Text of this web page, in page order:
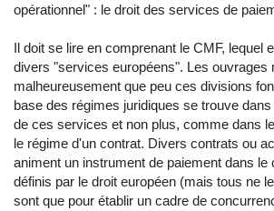
opérationnel" : le droit des services de
Il doit se lire en comprenant le CMF, lequel
divers "services européens". Les ouvrages
malheureusement que peu ces divisions
base des régimes juridiques se trouve
de ces services et non plus, comme dans
le régime d'un contrat. Divers contrats ou
animent un instrument de paiement dans
définis par le droit européen (mais tous ne
sont que pour établir un cadre de